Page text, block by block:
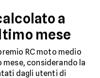
a
mese
RC moto medio
considerando la
dagli utenti di